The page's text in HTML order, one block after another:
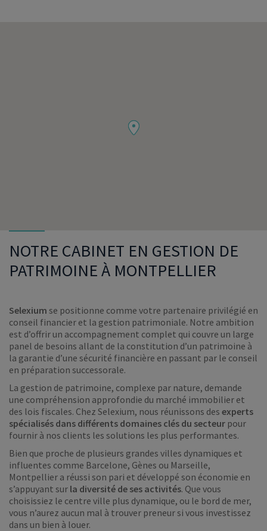
NOTRE CABINET EN GESTION DE
PATRIMOINE À MONTPELLIER
Selexium se positionne comme votre partenaire privilégié en
conseil financier et la gestion patrimoniale. Notre ambition
est d’offrir un accompagnement complet qui couvre un large
panel de besoins allant de la constitution d’un patrimoine à
la garantie d’une sécurité financière en passant par le conseil
en préparation successorale.
La gestion de patrimoine, complexe par nature, demande
une compréhension approfondie du marché immobilier et
des lois fiscales. Chez Selexium, nous réunissons des experts
spécialisés dans différents domaines clés du secteur pour
fournir à nos clients les solutions les plus performantes.
Bien que proche de plusieurs grandes villes dynamiques et
influentes comme Barcelone, Gènes ou Marseille,
Montpellier a réussi son pari et développé son économie en
s’appuyant sur la diversité de ses activités. Que vous
choisissiez le centre ville plus dynamique, ou le bord de mer,
vous n’aurez aucun mal à trouver preneur si vous investissez
dans un bien à louer.